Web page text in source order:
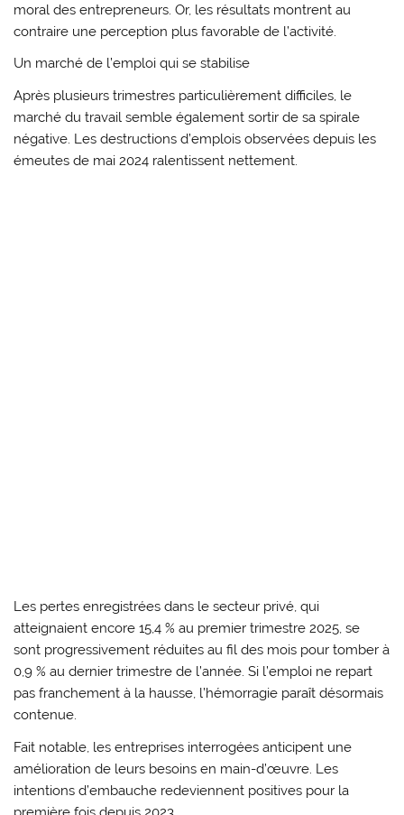
moral des entrepreneurs. Or, les résultats montrent au
contraire une perception plus favorable de l’activité.
Un marché de l’emploi qui se stabilise
Après plusieurs trimestres particulièrement difficiles, le
marché du travail semble également sortir de sa spirale
négative. Les destructions d’emplois observées depuis les
émeutes de mai 2024 ralentissent nettement.
Les pertes enregistrées dans le secteur privé, qui
atteignaient encore 15,4 % au premier trimestre 2025, se
sont progressivement réduites au fil des mois pour tomber à
0,9 % au dernier trimestre de l’année. Si l’emploi ne repart
pas franchement à la hausse, l’hémorragie paraît désormais
contenue.
Fait notable, les entreprises interrogées anticipent une
amélioration de leurs besoins en main-d’œuvre. Les
intentions d’embauche redeviennent positives pour la